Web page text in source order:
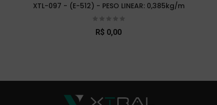
XTL-097 - (E-512) - PESO LINEAR: 0,385kg/m
R$ 0,00